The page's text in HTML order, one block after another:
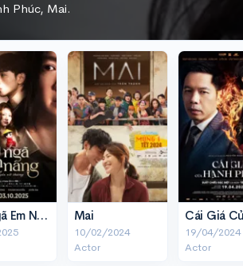
Phúc, Mai.
Chị Ngã Em Nâng Mai
10/02/2024
Actor
19/04/2024
Actor